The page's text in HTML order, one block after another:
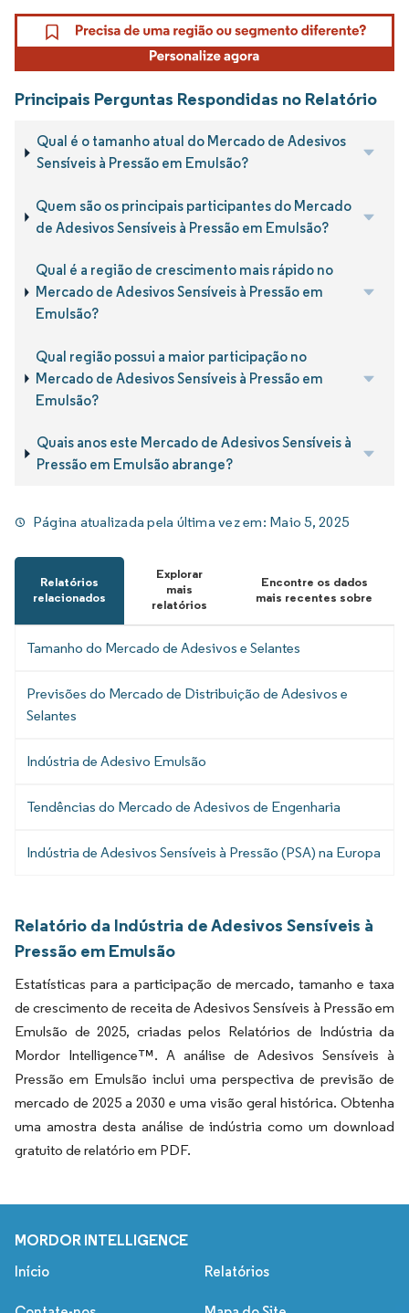
Principais Perguntas Respondidas no Relatório
Qual é o tamanho atual do Mercado de Adesivos
Sensíveis à Pressão em Emulsão?
Quem são os principais participantes do Mercado
de Adesivos Sensíveis à Pressão em Emulsão?
Qual é a região de crescimento mais rápido no
Mercado de Adesivos Sensíveis à Pressão em
Emulsão?
Qual região possui a maior participação no
Mercado de Adesivos Sensíveis à Pressão em
Emulsão?
Quais anos este Mercado de Adesivos Sensíveis à
Pressão em Emulsão abrange?
Página atualizada pela última vez em: Maio 5, 2025
Relatórios
relacionados
Explorar
mais
relatórios
Encontre os dados
mais recentes sobre
Tamanho do Mercado de Adesivos e Selantes
Previsões do Mercado de Distribuição de Adesivos e
Selantes
Indústria de Adesivo Emulsão
Tendências do Mercado de Adesivos de Engenharia
Indústria de Adesivos Sensíveis à Pressão (PSA) na Europa
Relatório da Indústria de Adesivos Sensíveis à
Pressão em Emulsão
Estatísticas para a participação de mercado, tamanho e taxa
de crescimento de receita de Adesivos Sensíveis à Pressão em
Emulsão de 2025, criadas pelos Relatórios de Indústria da
Mordor Intelligence™. A análise de Adesivos Sensíveis à
Pressão em Emulsão inclui uma perspectiva de previsão de
mercado de 2025 a 2030 e uma visão geral histórica. Obtenha
uma amostra desta análise de indústria como um download
gratuito de relatório em PDF.
MORDOR INTELLIGENCE
Início Relatórios